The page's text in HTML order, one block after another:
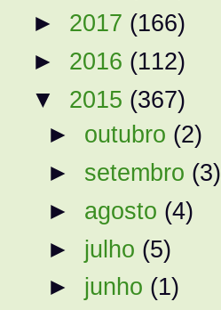
► 2017 (166)
► 2016 (112)
▼ 2015 (367)
► outubro (2)
► setembro (3)
► agosto (4)
► julho (5)
► junho (1)